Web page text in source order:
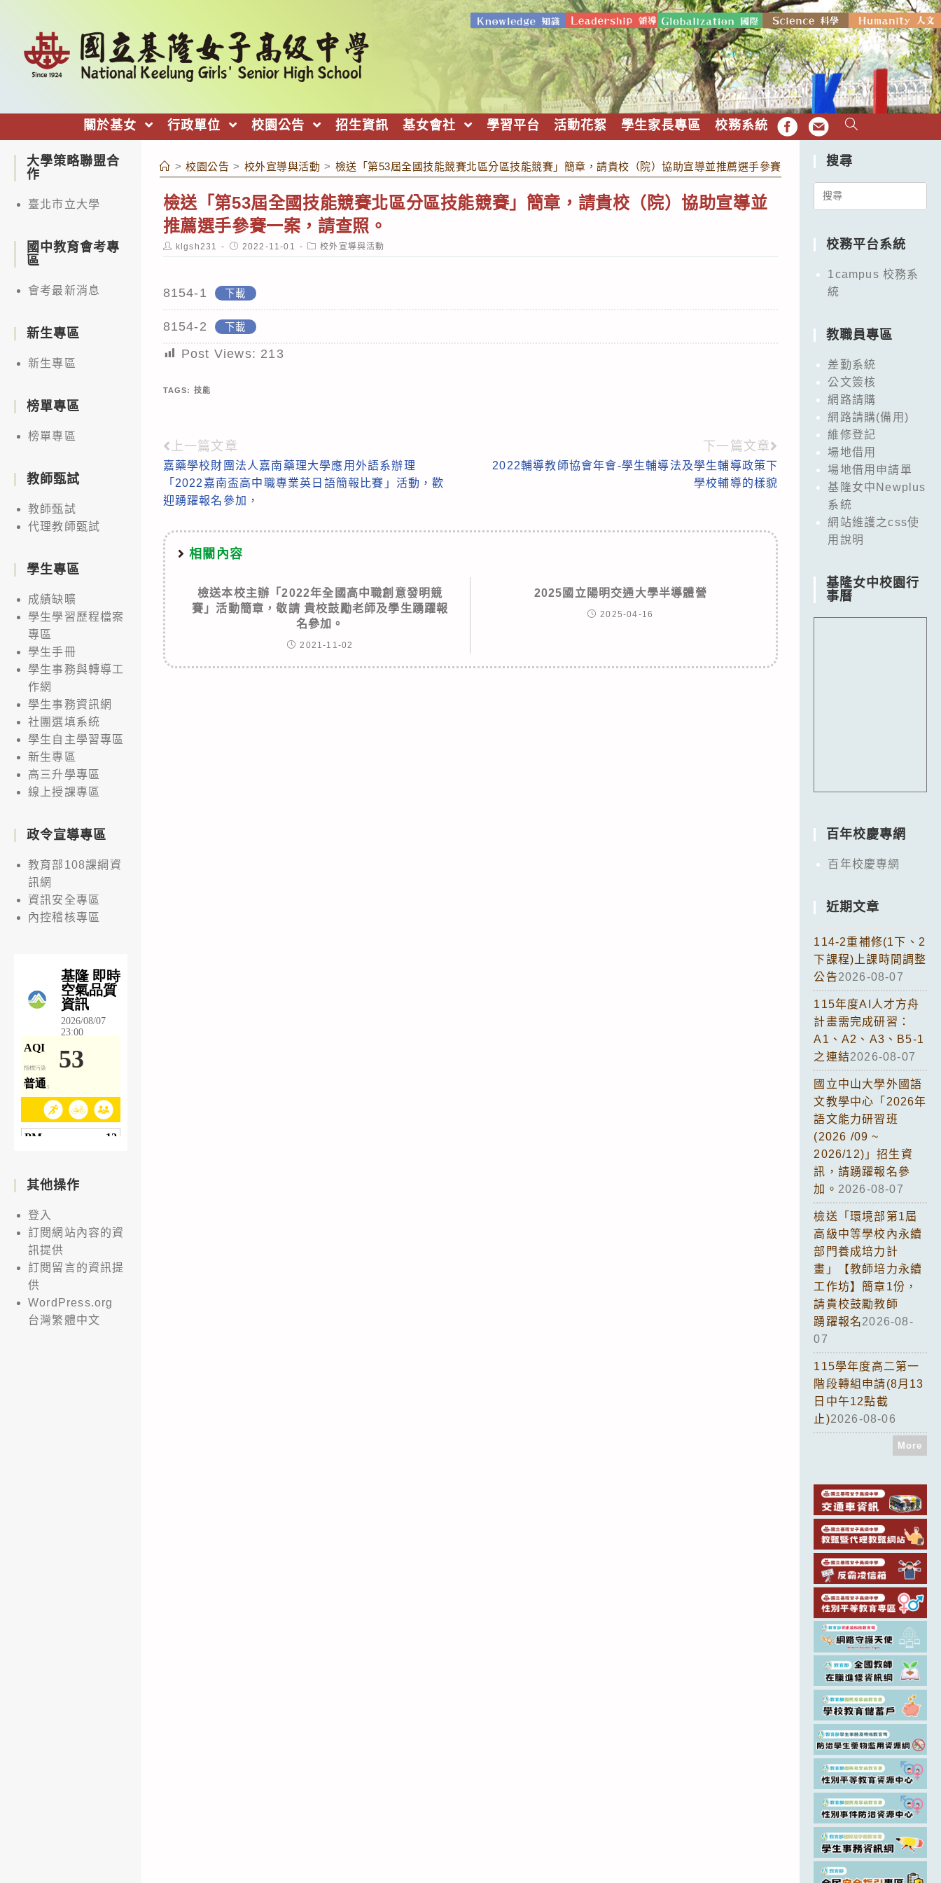
關於基女 行政單位 校園公告 招生資訊 基女會社 學習平台 活動花絮 學生家長專區 校務系統 FB EMAIL
> 校園公告 > 校外宣導與活動 > 檢送「第53屆全國技能競賽北區分區技能競賽」簡章，請貴校（院）協助宣導並推薦選手參賽一案，請查照。
檢送「第53屆全國技能競賽北區分區技能競賽」簡章，請貴校（院）協助宣導並
推薦選手參賽一案，請查照。
Post
author:
klgsh231
Post
published:
2022-11-01
Post
category:
校外宣導與活動
8154-1 下載
8154-2 下載
Post Views: 213
TAGS: 技能
Read
more
articles
上一篇文章
嘉藥學校財團法人嘉南藥理大學應用外語系辦理
「2022嘉南盃高中職專業英日語簡報比賽」活動，歡
迎踴躍報名參加，
下一篇文章
2022輔導教師協會年會-學生輔導法及學生輔導政策下
學校輔導的樣貌
相關內容
檢送本校主辦「2022年全國高中職創意發明競
賽」活動簡章，敬請 貴校鼓勵老師及學生踴躍報
名參加。
2021-11-02
2025國立陽明交通大學半導體營
2025-04-16
大學策略聯盟合
作
臺北市立大學
國中教育會考專
區
會考最新消息
新生專區
新生專區
榜單專區
榜單專區
教師甄試
教師甄試
代理教師甄試
學生專區
成績缺曠
學生學習歷程檔案
專區
學生手冊
學生事務與轉導工
作網
學生事務資訊網
社團選填系統
學生自主學習專區
新生專區
高三升學專區
線上授課專區
政令宣導專區
教育部108課綱資
訊網
資訊安全專區
內控稽核專區
其他操作
登入
訂閱網站內容的資
訊提供
訂閱留言的資訊提
供
WordPress.org
台灣繁體中文
搜尋
Search
校務平台系統
1campus 校務系
統
教職員專區
差勤系統
公文簽核
網路請購
網路請購(備用)
維修登記
場地借用
場地借用申請單
基隆女中Newplus
系統
網站維護之css使
用說明
基隆女中校園行
事曆
百年校慶專網
百年校慶專網
近期文章
114-2重補修(1下、2
下課程)上課時間調整
公告2026-08-07
115年度AI人才方舟
計畫需完成研習：
A1、A2、A3、B5-1
之連結2026-08-07
國立中山大學外國語
文教學中心「2026年
語文能力研習班
(2026 /09 ~
2026/12)」招生資
訊，請踴躍報名參
加。 2026-08-07
檢送「環境部第1屆
高級中等學校內永續
部門養成培力計
畫」【教師培力永續
工作坊】簡章1份，
請貴校鼓勵教師
踴躍報名2026-08-
07
115學年度高二第一
階段轉組申請(8月13
日中午12點截
止)2026-08-06
More